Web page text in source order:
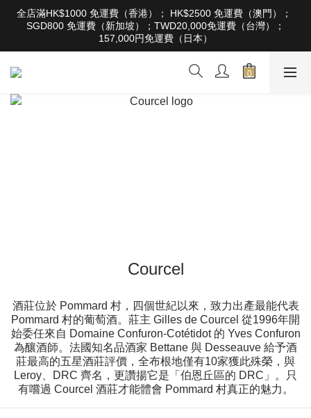
根據香港法律，不得在業務過程中，向未成年人售賣或供應令人醺
醉的酒類。Under the law of Hong Kong, intoxicating liquor must
not be sold or supplied to a minor in the course of business
全店滿HK$1000 免運費（香港）； HK$2500 免運費（澳門）；
SGD800 免運費（新加坡）；TWD20,000免運費（台灣）；
157,000円免運費（日本）
根據香港法律，不得在業務過程中，向未成年人售賣或供應令人醺
醉的酒類。Under the law of Hong Kong, intoxicating liquor must
Courcel
酒莊位於 Pommard 村，四個世紀以來，致力出產最能代表
Pommard 村的葡萄酒。莊主 Gilles de Courcel 從1996年開
始委任來自 Domaine Confuron-Cotétidot 的 Yves Confuron
為釀酒師。法國知名品酒家 Bettane 與 Desseauve 給予酒
莊最高的五星酒莊評價，全布根地僅有10家獲此殊榮，與
Leroy、DRC 齊名，更讚揚它是「伯恩丘區的 DRC」。只
有嚐過 Courcel 酒莊才能體會 Pommard 村真正的魅力。